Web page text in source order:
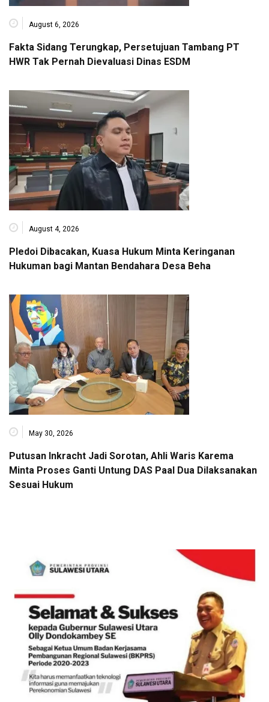
August 6, 2026
Fakta Sidang Terungkap, Persetujuan Tambang PT
HWR Tak Pernah Dievaluasi Dinas ESDM
August 4, 2026
Pledoi Dibacakan, Kuasa Hukum Minta Keringanan
Hukuman bagi Mantan Bendahara Desa Beha
May 30, 2026
Putusan Inkracht Jadi Sorotan, Ahli Waris Karema
Minta Proses Ganti Untung DAS Paal Dua Dilaksanakan
Sesuai Hukum